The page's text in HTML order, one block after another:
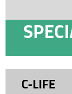
C-LIFE